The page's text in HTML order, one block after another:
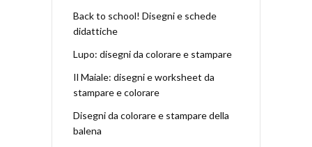
Back to school! Disegni e schede
didattiche
Lupo: disegni da colorare e stampare
Il Maiale: disegni e worksheet da
stampare e colorare
Disegni da colorare e stampare della
balena